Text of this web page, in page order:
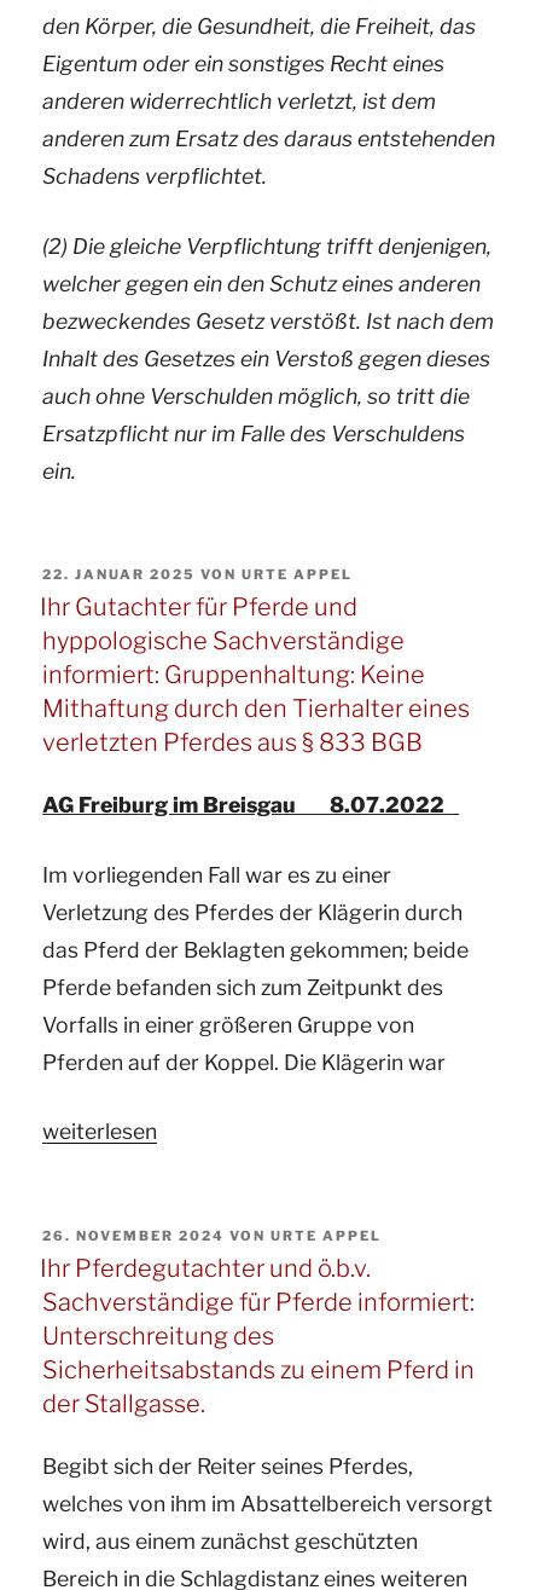
den Körper, die Gesundheit, die Freiheit, das
Eigentum oder ein sonstiges Recht eines
anderen widerrechtlich verletzt, ist dem
anderen zum Ersatz des daraus entstehenden
Schadens verpflichtet.
(2) Die gleiche Verpflichtung trifft denjenigen,
welcher gegen ein den Schutz eines anderen
bezweckendes Gesetz verstößt. Ist nach dem
Inhalt des Gesetzes ein Verstoß gegen dieses
auch ohne Verschulden möglich, so tritt die
Ersatzpflicht nur im Falle des Verschuldens
ein.
VERÖFFENTLICHT
AM
22. JANUAR 2025 VONURTE APPEL
Ihr Gutachter für Pferde und
hyppologische Sachverständige
informiert: Gruppenhaltung: Keine
Mithaftung durch den Tierhalter eines
verletzten Pferdes aus § 833 BGB
AG Freiburg im Breisgau 8.07.2022
Im vorliegenden Fall war es zu einer
Verletzung des Pferdes der Klägerin durch
das Pferd der Beklagten gekommen; beide
Pferde befanden sich zum Zeitpunkt des
Vorfalls in einer größeren Gruppe von
Pferden auf der Koppel. Die Klägerin war
„Ihr
Pferde
und
hyppologische
Sachverständige
informiert:
Keine
Mithaftung
durch
den
weiterlesen
VERÖFFENTLICHT
AM
26. NOVEMBER 2024 VONURTE APPEL
Ihr Pferdegutachter und ö.b.v.
Sachverständige für Pferde informiert:
Unterschreitung des
Sicherheitsabstands zu einem Pferd in
der Stallgasse.
Begibt sich der Reiter seines Pferdes,
welches von ihm im Absattelbereich versorgt
wird, aus einem zunächst geschützten
Bereich in die Schlagdistanz eines weiteren